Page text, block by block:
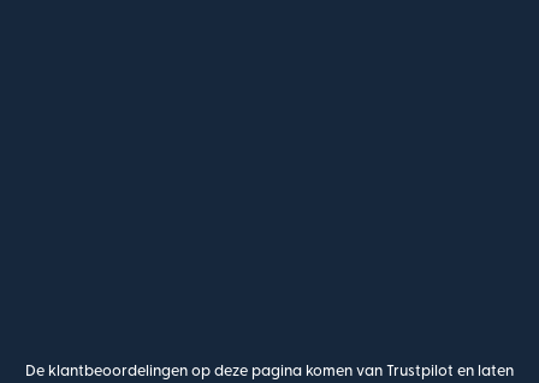
De klantbeoordelingen op deze pagina komen van Trustpilot en laten